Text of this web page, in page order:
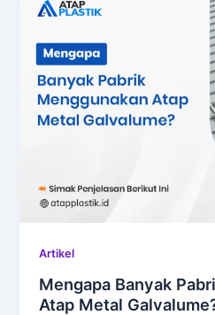
Artikel
Mengapa Banyak
Atap Metal